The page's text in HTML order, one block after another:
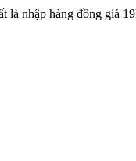
là nhập hàng đồng giá